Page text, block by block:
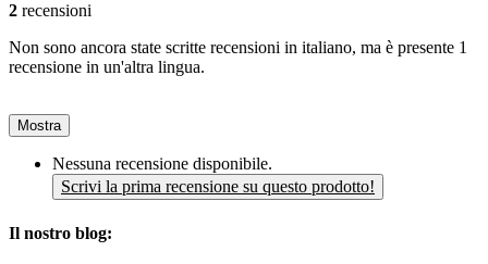
2 recensioni
Non sono ancora state scritte recensioni in italiano, ma è presente 1
recensione in un'altra lingua.
Mostra
Nessuna recensione disponibile.
Scrivi la prima recensione su questo prodotto!
Il nostro blog: